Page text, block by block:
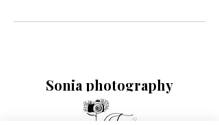
Sonia photography